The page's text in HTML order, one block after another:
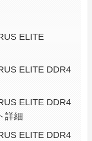
ELITE
ELITE DDR4
ELITE DDR4
詳細
ELITE DDR4